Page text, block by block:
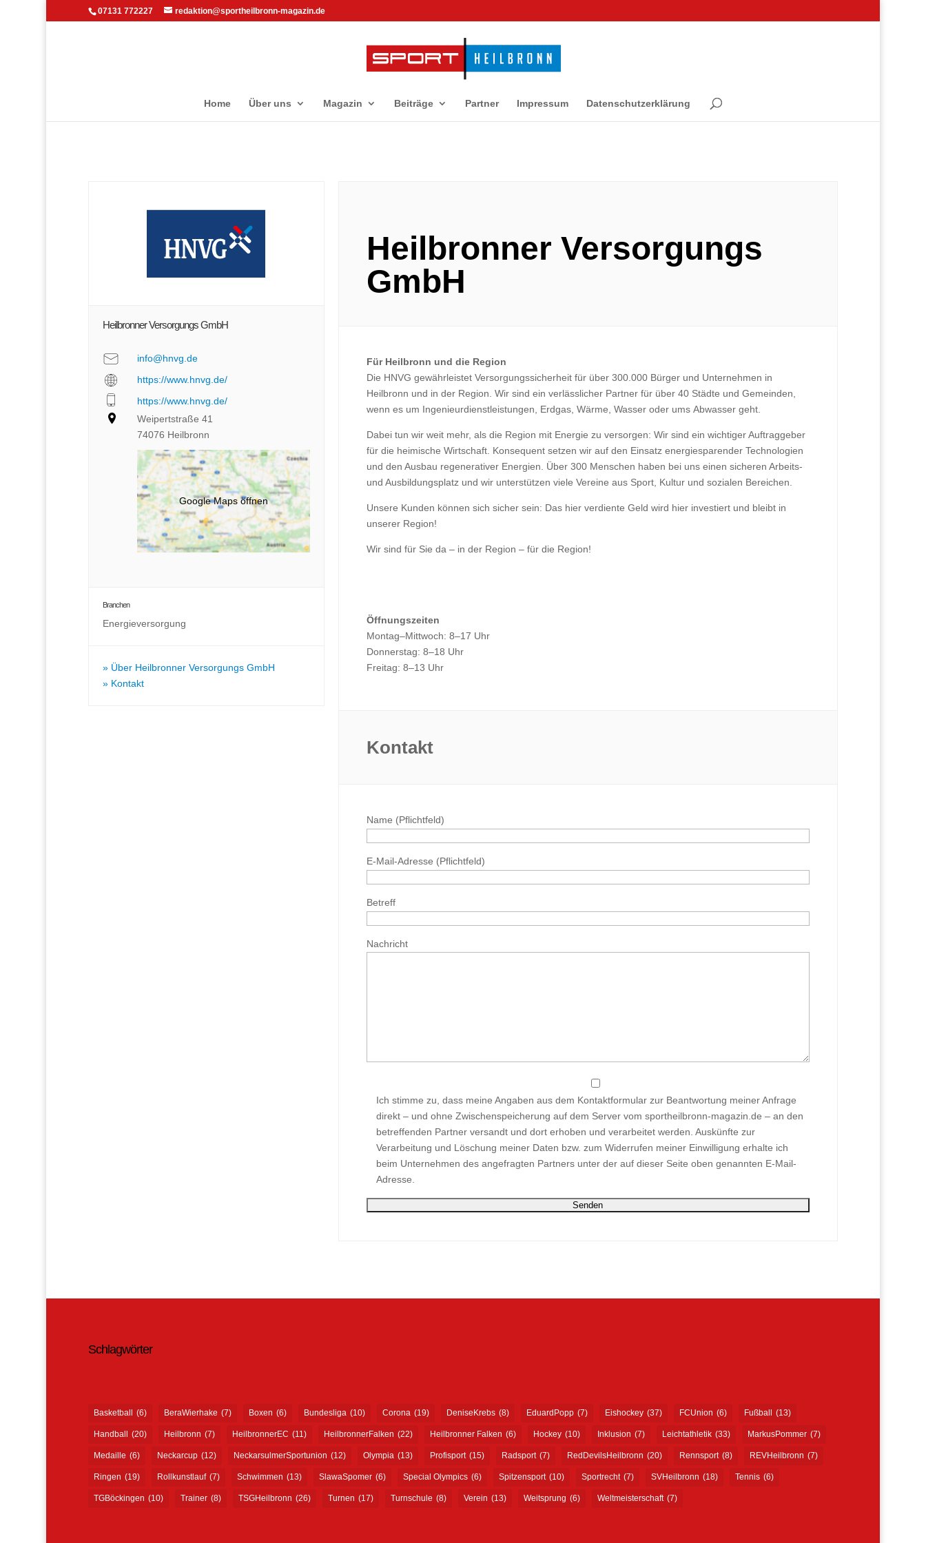
07131 772227 redaktion@sportheilbronn-magazin.de
Home Über uns Magazin Beiträge Partner Impressum Datenschutzerklärung
Heilbronner Versorgungs GmbH
info@hnvg.de
https://www.hnvg.de/
https://www.hnvg.de/
Weipertstraße 41
74076 Heilbronn
Google Maps öffnen
Branchen
Energieversorgung
Über Heilbronner Versorgungs GmbH
Kontakt
Heilbronner Versorgungs
GmbH
Für Heilbronn und die Region
Die HNVG gewährleistet Versorgungssicherheit für über 300.000 Bürger und Unternehmen in
Heilbronn und in der Region. Wir sind ein verlässlicher Partner für über 40 Städte und Gemeinden,
wenn es um Ingenieurdienstleistungen, Erdgas, Wärme, Wasser oder ums Abwasser geht.
Dabei tun wir weit mehr, als die Region mit Energie zu versorgen: Wir sind ein wichtiger Auftraggeber
für die heimische Wirtschaft. Konsequent setzen wir auf den Einsatz energiesparender Technologien
und den Ausbau regenerativer Energien. Über 300 Menschen haben bei uns einen sicheren Arbeits-
und Ausbildungsplatz und wir unterstützen viele Vereine aus Sport, Kultur und sozialen Bereichen.
Unsere Kunden können sich sicher sein: Das hier verdiente Geld wird hier investiert und bleibt in
unserer Region!
Wir sind für Sie da – in der Region – für die Region!
Öffnungszeiten
Montag–Mittwoch: 8–17 Uhr
Donnerstag: 8–18 Uhr
Freitag: 8–13 Uhr
Kontakt
Name (Pflichtfeld)
E-Mail-Adresse (Pflichtfeld)
Betreff
Nachricht
Ich stimme zu, dass meine Angaben aus dem Kontaktformular zur Beantwortung meiner Anfrage
direkt – und ohne Zwischenspeicherung auf dem Server vom sportheilbronn-magazin.de – an den
betreffenden Partner versandt und dort erhoben und verarbeitet werden. Auskünfte zur
Verarbeitung und Löschung meiner Daten bzw. zum Widerrufen meiner Einwilligung erhalte ich
beim Unternehmen des angefragten Partners unter der auf dieser Seite oben genannten E-Mail-
Adresse.
Schlagwörter
Basketball (6) BeraWierhake (7) Boxen (6) Bundesliga (10) Corona (19) DeniseKrebs (8) EduardPopp (7) Eishockey (37) FCUnion (6) Fußball (13)
Handball (20) Heilbronn (7) HeilbronnerEC (11) HeilbronnerFalken (22) Heilbronner Falken (6) Hockey (10) Inklusion (7) Leichtathletik (33) MarkusPommer (7)
Medaille (6) Neckarcup (12) NeckarsulmerSportunion (12) Olympia (13) Profisport (15) Radsport (7) RedDevilsHeilbronn (20) Rennsport (8) REVHeilbronn (7)
Ringen (19) Rollkunstlauf (7) Schwimmen (13) SlawaSpomer (6) Special Olympics (6) Spitzensport (10) Sportrecht (7) SVHeilbronn (18) Tennis (6)
TGBöckingen (10) Trainer (8) TSGHeilbronn (26) Turnen (17) Turnschule (8) Verein (13) Weitsprung (6) Weltmeisterschaft (7)